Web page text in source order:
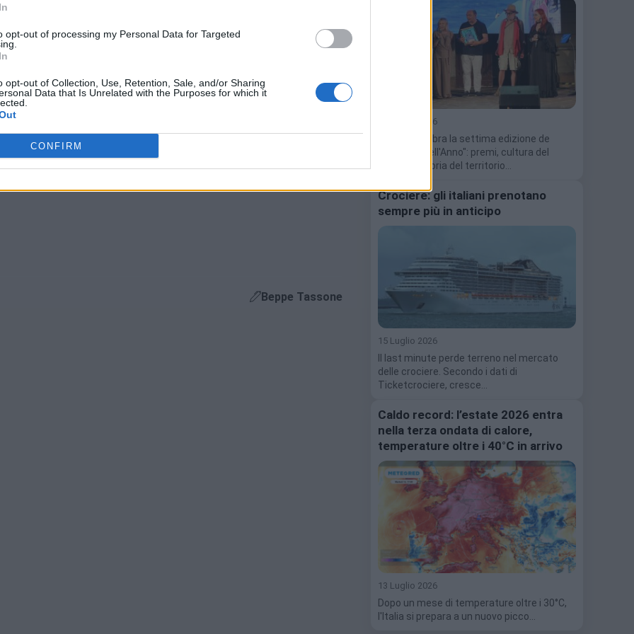
opt-out of processing my Personal Data for Targeted
opt-out of Collection, Use, Retention, Sale, and/or Sharing
Data that Is Unrelated with the Purposes for which it
CONFIRM
aeree inglesi, di effettuare voli di collegamento fra città
voli più complessi, a più destinazioni, che sarebbero vietati,
ne effettua parecchi (ad esempio Nizza – Nantes) ha risolto
certificati di autorizzazione al trasporto aereo anche in Austria
solo all’inizio, la Brexit potrebbe rivelarsi, giorno dopo giorno,
Beppe Tassone
15 Luglio 2026
Alassio celebra la settima edizione de
"L'Arascin dell'Anno": premi, cultura del
mare, memoria del territorio…
Crociere: gli italiani prenotano
sempre più in anticipo
15 Luglio 2026
Il last minute perde terreno nel mercato
delle crociere. Secondo i dati di
Ticketcrociere, cresce…
Caldo record: l’estate 2026 entra
nella terza ondata di calore,
temperature oltre i 40°C in arrivo
13 Luglio 2026
Dopo un mese di temperature oltre i 30°C,
l'Italia si prepara a un nuovo picco…